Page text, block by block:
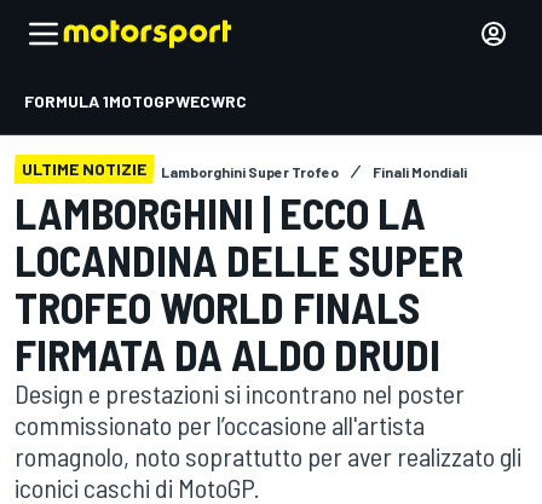
FORMULA 1MOTOGPWECWRC
ULTIME NOTIZIE Lamborghini Super Trofeo Finali Mondiali
LAMBORGHINI | ECCO LA
LOCANDINA DELLE SUPER
TROFEO WORLD FINALS
FIRMATA DA ALDO DRUDI
Design e prestazioni si incontrano nel poster
commissionato per l’occasione all'artista
romagnolo, noto soprattutto per aver realizzato gli
iconici caschi di MotoGP.